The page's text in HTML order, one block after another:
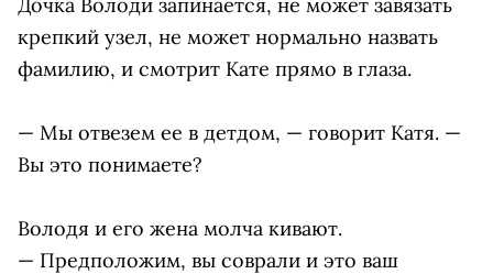
крепкий узел, не может нормально назвать
фамилию, и смотрит Кате прямо в глаза.
— Мы отвезем ее в детдом, — говорит Катя. —
Вы это понимаете?
Володя и его жена молча кивают.
— Предположим, вы соврали и это ваш